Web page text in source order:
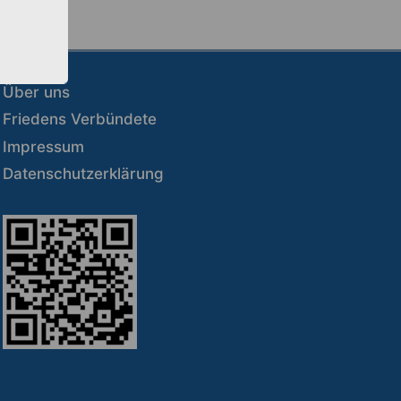
Über uns
Friedens Verbündete
Impressum
Datenschutzerklärung